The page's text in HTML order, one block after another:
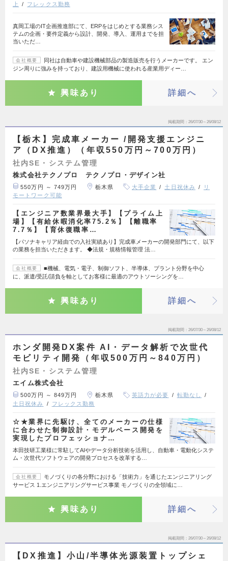
上 フレックス勤務
真岡工場のIT企画推進部にて、ERPをはじめとする業務シス
テムの企画・要件定義から設計、開発、導入、運用までを担
当いただ…
会社概要
同社は自動車や建設機械部品の製造販売を行うメーカーです。 エン
ジン周りに強みを持っており、建設用機械に使われる産業用ディー…
興味あり 詳細へ
掲載期間 26/07/30～26/08/12
【栃木】完成車メーカー /開発支援エンジニ
ア（DX推進）（年収550万円～700万円）
社内SE・システム管理
株式会社テクノプロ テクノプロ・デザイン社
550万円 ～ 749万円 栃木県 大手企業 土日祝休み
リ
モートワーク可能
【エンジニア数業界最大手】【プライム上
場】【有給休暇消化率75.2％】【離職率
7.7％】【育休復職率…
【パソナキャリア経由での入社実績あり】完成車メーカーの開発部門にて、以下
の業務を担当いただきます。 ◆法規・規格情報管理 法…
会社概要
■機械、電気・電子、制御ソフト、半導体、プラント分野を中心
に、派遣/受託/請負を軸としてお客様に最適のアウトソーシングを…
興味あり 詳細へ
掲載期間 26/07/30～26/08/12
ホンダ開発DX案件 AI・データ解析で次世代
モビリティ開発（年収500万円～840万円）
社内SE・システム管理
エイム株式会社
500万円 ～ 849万円 栃木県 英語力が必要
転勤なし
土日祝休み
フレックス勤務
☆★業界に先駆け、全てのメーカーの仕様
に合わせた制御設計・モデルベース開発を
実現したプロフェッショナ…
本田技研工業様に常駐してAIやデータ分析技術を活用し、自動車・電動化システ
ム・次世代ソフトウェアの開発プロセスを改革する…
会社概要
モノづくりの各分野における「技術力」を通じたエンジニアリング
サービス 1.エンジニアリングサービス事業 モノづくりの全領域に…
興味あり 詳細へ
掲載期間 26/07/30～26/08/12
【DX推進】小山/半導体光源装置トップシェ